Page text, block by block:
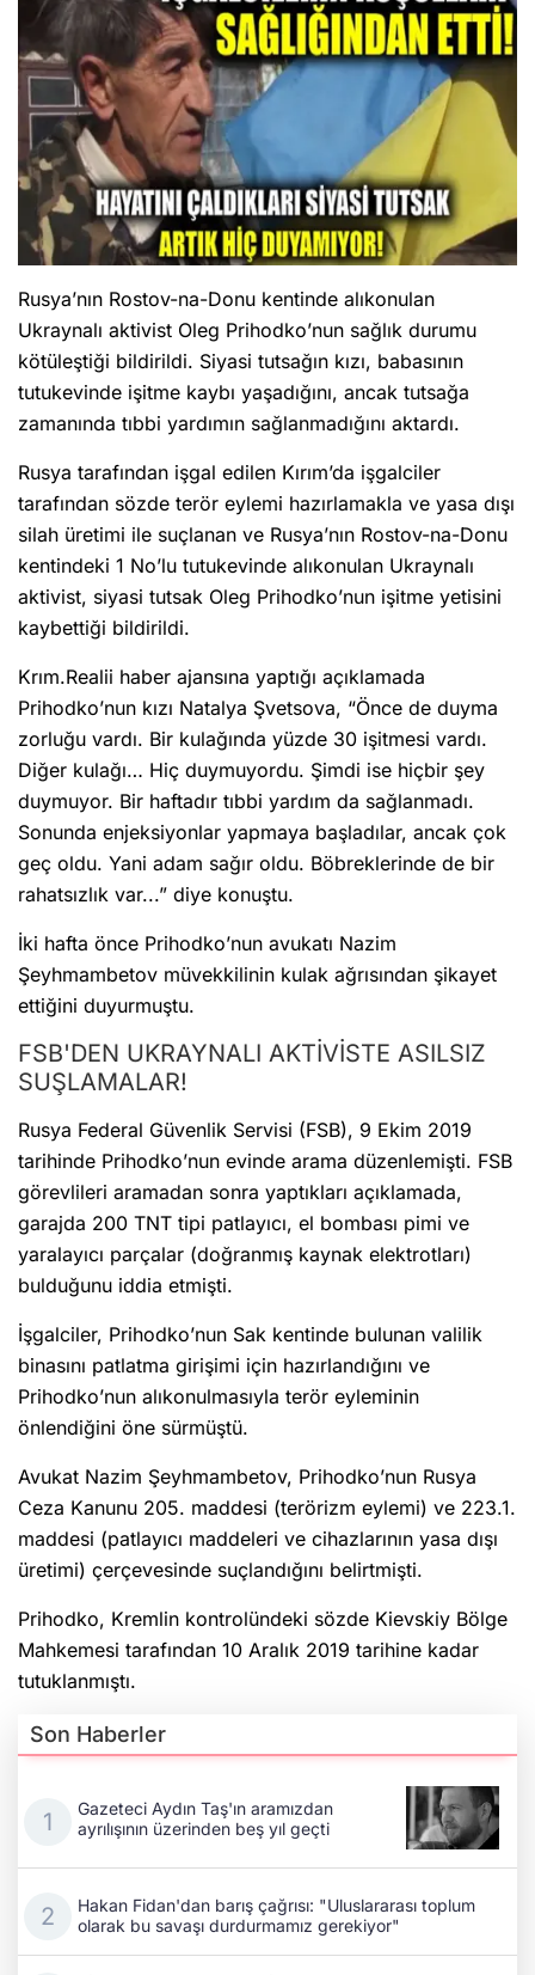
Rusya’nın Rostov-na-Donu kentinde alıkonulan
Ukraynalı aktivist Oleg Prihodko’nun sağlık durumu
kötüleştiği bildirildi. Siyasi tutsağın kızı, babasının
tutukevinde işitme kaybı yaşadığını, ancak tutsağa
zamanında tıbbi yardımın sağlanmadığını aktardı.
Rusya tarafından işgal edilen Kırım’da işgalciler
tarafından sözde terör eylemi hazırlamakla ve yasa dışı
silah üretimi ile suçlanan ve Rusya’nın Rostov-na-Donu
kentindeki 1 No’lu tutukevinde alıkonulan Ukraynalı
aktivist, siyasi tutsak Oleg Prihodko’nun işitme yetisini
kaybettiği bildirildi.
Krım.Realii haber ajansına yaptığı açıklamada
Prihodko’nun kızı Natalya Şvetsova, “Önce de duyma
zorluğu vardı. Bir kulağında yüzde 30 işitmesi vardı.
Diğer kulağı… Hiç duymuyordu. Şimdi ise hiçbir şey
duymuyor. Bir haftadır tıbbi yardım da sağlanmadı.
Sonunda enjeksiyonlar yapmaya başladılar, ancak çok
geç oldu. Yani adam sağır oldu. Böbreklerinde de bir
rahatsızlık var...” diye konuştu.
İki hafta önce Prihodko’nun avukatı Nazim
Şeyhmambetov müvekkilinin kulak ağrısından şikayet
ettiğini duyurmuştu.
FSB'DEN UKRAYNALI AKTİVİSTE ASILSIZ
SUŞLAMALAR!
Rusya Federal Güvenlik Servisi (FSB), 9 Ekim 2019
tarihinde Prihodko’nun evinde arama düzenlemişti. FSB
görevlileri aramadan sonra yaptıkları açıklamada,
garajda 200 TNT tipi patlayıcı, el bombası pimi ve
yaralayıcı parçalar (doğranmış kaynak elektrotları)
bulduğunu iddia etmişti.
İşgalciler, Prihodko’nun Sak kentinde bulunan valilik
binasını patlatma girişimi için hazırlandığını ve
Prihodko’nun alıkonulmasıyla terör eyleminin
önlendiğini öne sürmüştü.
Avukat Nazim Şeyhmambetov, Prihodko’nun Rusya
Ceza Kanunu 205. maddesi (terörizm eylemi) ve 223.1.
maddesi (patlayıcı maddeleri ve cihazlarının yasa dışı
üretimi) çerçevesinde suçlandığını belirtmişti.
Prihodko, Kremlin kontrolündeki sözde Kievskiy Bölge
Mahkemesi tarafından 10 Aralık 2019 tarihine kadar
tutuklanmıştı.
Son Haberler
Gazeteci Aydın Taş'ın aramızdan
ayrılışının üzerinden beş yıl geçti
Hakan Fidan'dan barış çağrısı: "Uluslararası toplum
olarak bu savaşı durdurmamız gerekiyor"